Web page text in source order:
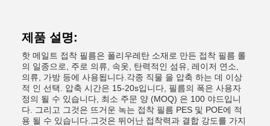
제품 설명:
핫 메일트 접착 필름은 폴리우레탄 소재로 만든 접착 필름 롤
의 일종으로, 주로 의류, 속옷, 탄력적인 섬유, 레이저 연소,
의류, 가방 등에 사용됩니다.각종 직물 을 압축 하는 데 이상
적 인 선택. 압축 시간은 15-20s입니다, 필름의 폭은 사용자
정의 될 수 있습니다, 최소 주문 양 (MOQ) 은 100 야드입니
다. 그리고 그것은 뜨거운 녹는 접착 필름 PES 및 POE에 적
용 될 수 있습니다.그것은 뛰어난 접착력과 결합 강도를 가지